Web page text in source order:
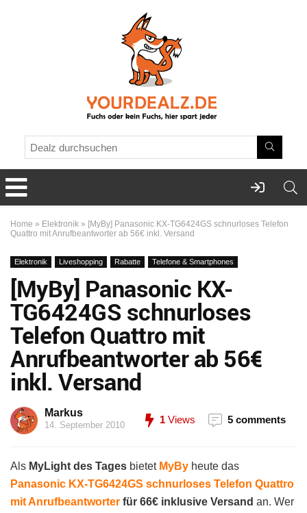
Home » Elektronik » [MyBy] Panasonic KX-TG6424GS schnurloses Telefon
Quattro mit Anrufbeantworter ab 56€ inkl. Versand
Elektronik Liveshopping Rabatte Telefone & Smartphones
[MyBy] Panasonic KX-
TG6424GS schnurloses
Telefon Quattro mit
Anrufbeantworter ab 56€
inkl. Versand
Markus
14. September 2010 1 Views 5 comments
Als MyLight des Tages bietet MyBy heute das
Panasonic KX-TG6424GS schnurloses Telefon Quattro
mit Anrufbeantworter für 66€ inklusive Versand an. Wer